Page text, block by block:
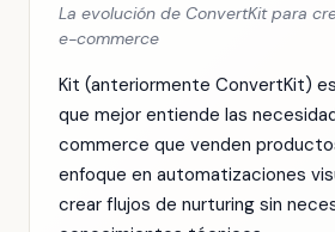
La evolución de ConvertKit para
e-commerce
Kit (anteriormente ConvertKit)
que mejor entiende las
commerce que venden
enfoque en automatizaciones
crear flujos de nurturing sin